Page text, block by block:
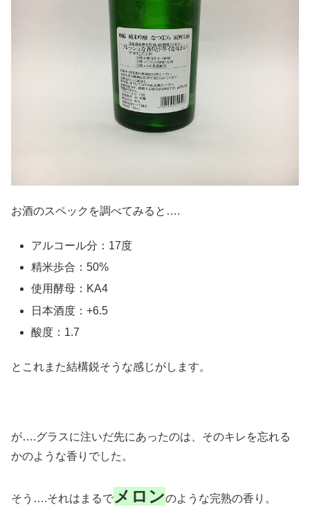
お酒のスペックを調べてみると….
アルコール分：17度
精米歩合：50%
使用酵母：KA4
日本酒度：+6.5
酸度：1.7
とこれまた結構鋭そうな感じがします。
が….グラスに注いだ先にあったのは、そのキレを忘れる
かのような香りでした。
そう….それはまるでメロンのような完熟の香り。